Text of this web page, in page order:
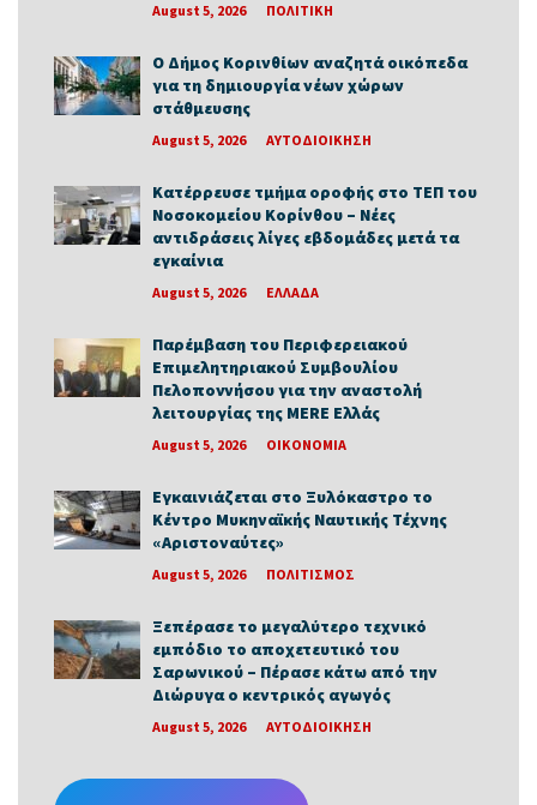
August 5, 2026 ΠΟΛΙΤΙΚΗ
Ο Δήμος Κορινθίων αναζητά οικόπεδα
για τη δημιουργία νέων χώρων
στάθμευσης
August 5, 2026 ΑΥΤΟΔΙΟΙΚΗΣΗ
Κατέρρευσε τμήμα οροφής στο ΤΕΠ του
Νοσοκομείου Κορίνθου – Νέες
αντιδράσεις λίγες εβδομάδες μετά τα
εγκαίνια
August 5, 2026 ΕΛΛΑΔΑ
Παρέμβαση του Περιφερειακού
Επιμελητηριακού Συμβουλίου
Πελοποννήσου για την αναστολή
λειτουργίας της MERE Ελλάς
August 5, 2026 ΟΙΚΟΝΟΜΙΑ
Εγκαινιάζεται στο Ξυλόκαστρο το
Κέντρο Μυκηναϊκής Ναυτικής Τέχνης
«Αριστοναύτες»
August 5, 2026 ΠΟΛΙΤΙΣΜΟΣ
Ξεπέρασε το μεγαλύτερο τεχνικό
εμπόδιο το αποχετευτικό του
Σαρωνικού – Πέρασε κάτω από την
Διώρυγα ο κεντρικός αγωγός
August 5, 2026 ΑΥΤΟΔΙΟΙΚΗΣΗ